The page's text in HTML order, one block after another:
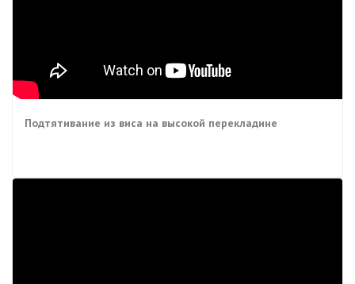
Подтятивание из виса на высокой перекладине